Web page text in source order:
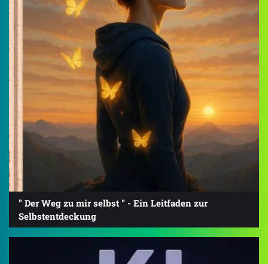
" Der Weg zu mir selbst " - Ein Leitfaden zur
Selbstentdeckung